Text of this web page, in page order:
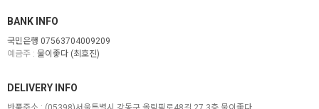
BANK INFO
국민은행 07563704009209
예금주 : 물이좋다 (최호진)
DELIVERY INFO